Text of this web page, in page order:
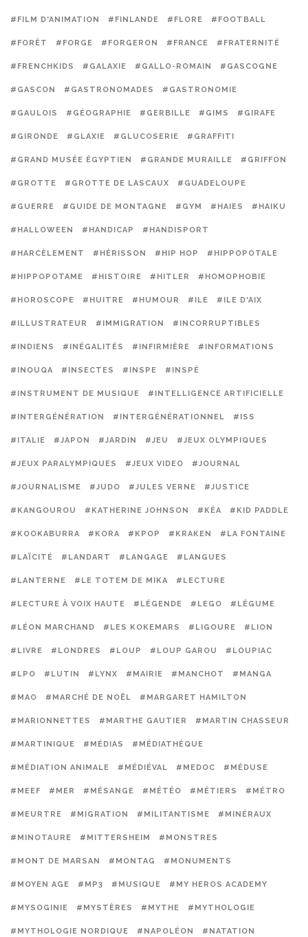
#FILM D'ANIMATION #FINLANDE #FLORE #FOOTBALL
#FORÊT #FORGE #FORGERON #FRANCE #FRATERNITÉ
#FRENCHKIDS #GALAXIE #GALLO-ROMAIN #GASCOGNE
#GASCON #GASTRONOMADES #GASTRONOMIE
#GAULOIS #GÉOGRAPHIE #GERBILLE #GIMS #GIRAFE
#GIRONDE #GLAXIE #GLUCOSERIE #GRAFFITI
#GRAND MUSÉE ÉGYPTIEN #GRANDE MURAILLE #GRIFFON
#GROTTE #GROTTE DE LASCAUX #GUADELOUPE
#GUERRE #GUIDE DE MONTAGNE #GYM #HAIES #HAIKU
#HALLOWEEN #HANDICAP #HANDISPORT
#HARCÈLEMENT #HÉRISSON #HIP HOP #HIPPOPOTALE
#HIPPOPOTAME #HISTOIRE #HITLER #HOMOPHOBIE
#HOROSCOPE #HUITRE #HUMOUR #ILE #ILE D'AIX
#ILLUSTRATEUR #IMMIGRATION #INCORRUPTIBLES
#INDIENS #INÉGALITÉS #INFIRMIÈRE #INFORMATIONS
#INOUQA #INSECTES #INSPE #INSPÉ
#INSTRUMENT DE MUSIQUE #INTELLIGENCE ARTIFICIELLE
#INTERGÉNÉRATION #INTERGÉNÉRATIONNEL #ISS
#ITALIE #JAPON #JARDIN #JEU #JEUX OLYMPIQUES
#JEUX PARALYMPIQUES #JEUX VIDEO #JOURNAL
#JOURNALISME #JUDO #JULES VERNE #JUSTICE
#KANGOUROU #KATHERINE JOHNSON #KÉA #KID PADDLE
#KOOKABURRA #KORA #KPOP #KRAKEN #LA FONTAINE
#LAÏCITÉ #LANDART #LANGAGE #LANGUES
#LANTERNE #LE TOTEM DE MIKA #LECTURE
#LECTURE À VOIX HAUTE #LÉGENDE #LEGO #LÉGUME
#LÉON MARCHAND #LES KOKEMARS #LIGOURE #LION
#LIVRE #LONDRES #LOUP #LOUP GAROU #LOUPIAC
#LPO #LUTIN #LYNX #MAIRIE #MANCHOT #MANGA
#MAO #MARCHÉ DE NOËL #MARGARET HAMILTON
#MARIONNETTES #MARTHE GAUTIER #MARTIN CHASSEUR
#MARTINIQUE #MÉDIAS #MÉDIATHÈQUE
#MÉDIATION ANIMALE #MÉDIÉVAL #MEDOC #MÉDUSE
#MEEF #MER #MÉSANGE #MÉTÉO #MÉTIERS #MÉTRO
#MEURTRE #MIGRATION #MILITANTISME #MINÉRAUX
#MINOTAURE #MITTERSHEIM #MONSTRES
#MONT DE MARSAN #MONTAG #MONUMENTS
#MOYEN AGE #MP3 #MUSIQUE #MY HEROS ACADEMY
#MYSOGINIE #MYSTÈRES #MYTHE #MYTHOLOGIE
#MYTHOLOGIE NORDIQUE #NAPOLÉON #NATATION